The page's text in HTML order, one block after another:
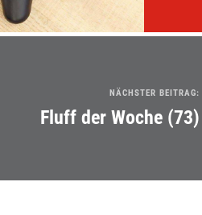
NÄCHSTER BEITRAG:
Fluff der Woche (73)